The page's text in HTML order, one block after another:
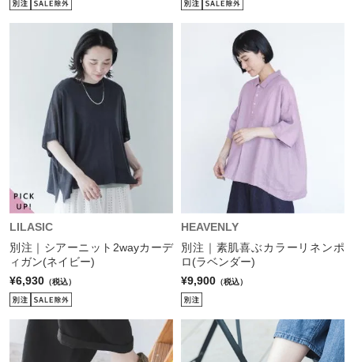
LILASIC
別注｜シアーニット2wayカーデ
ィガン(ネイビー)
¥6,930 （税込）
HEAVENLY
別注｜素肌喜ぶカラーリネンポ
ロ(ラベンダー)
¥9,900 （税込）